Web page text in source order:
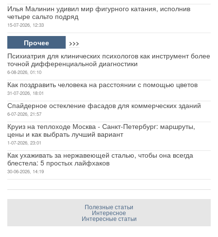
Илья Малинин удивил мир фигурного катания, исполнив
четыре сальто подряд
15-07-2026, 12:33
Прочее >>>
Психиатрия для клинических психологов как инструмент более
точной дифференциальной диагностики
6-08-2026, 01:10
Как поздравить человека на расстоянии с помощью цветов
31-07-2026, 18:01
Спайдерное остекление фасадов для коммерческих зданий
6-07-2026, 21:57
Круиз на теплоходе Москва - Санкт-Петербург: маршруты,
цены и как выбрать лучший вариант
1-07-2026, 23:01
Как ухаживать за нержавеющей сталью, чтобы она всегда
блестела: 5 простых лайфхаков
30-06-2026, 14:19
Полезные статьи
Интересное
Интересные статьи